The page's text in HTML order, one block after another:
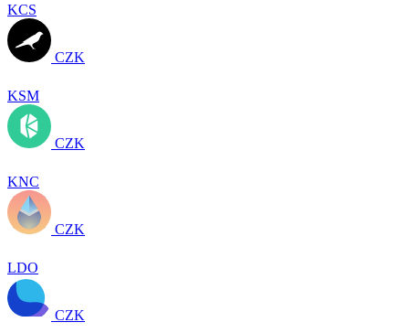
KCS
CZK
KSM
CZK
KNC
CZK
LDO
CZK